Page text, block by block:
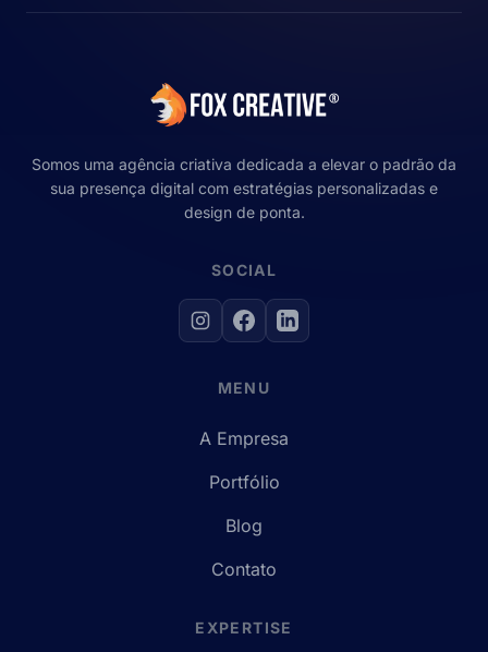
Somos uma agência criativa dedicada a elevar o padrão da
sua presença digital com estratégias personalizadas e
design de ponta.
SOCIAL
MENU
A Empresa
Portfólio
Blog
Contato
EXPERTISE